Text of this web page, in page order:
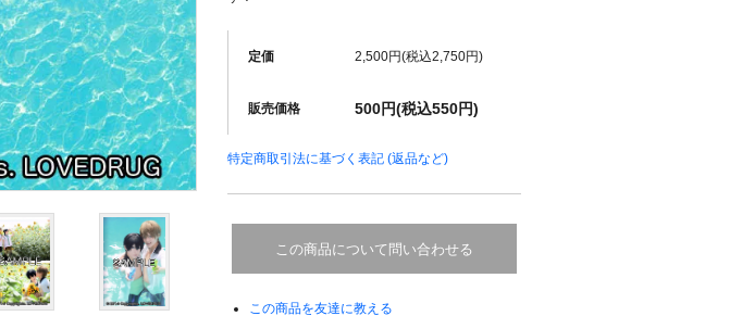
定価 2,500円(税込2,750円)
販売価格 500円(税込550円)
特定商取引法に基づく表記 (返品など)
この商品について問い合わせる
この商品を友達に教える